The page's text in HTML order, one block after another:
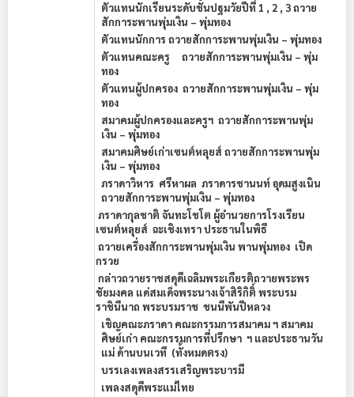
ตัวแทนนักเรียนระดับชั้นปฐมวัยปีที่ 1 , 2 , 3 ถวาย
สักการะพานพุ่มเงิน – พุ่มทอง
ตัวแทนนักการ ถวายสักการะพานพุ่มเงิน – พุ่มทอง
ตัวแทนคณะครู ถวายสักการะพานพุ่มเงิน – พุ่ม
ทอง
ตัวแทนผู้ปกครอง ถวายสักการะพานพุ่มเงิน – พุ่ม
ทอง
สมาคมผู้ปกครองและครูฯ ถวายสักการะพานพุ่ม
เงิน – พุ่มทอง
สมาคมศิษย์เก่าเซนต์หลุยส์ ถวายสักการะพานพุ่ม
เงิน – พุ่มทอง
ภราดาวิหาร ศรีหาผล ภราดารชานนท์ อุดมสูงเนิน
ถวายสักการะพานพุ่มเงิน – พุ่มทอง
ภราดากุลชาติ จันทะโชโต ผู้อำนวยการโรงเรียน
เซนต์หลุยส์ ฉะเชิงเทรา ประธานในพิธี
ถวายเครื่องสักการะพานพุ่มเงิน พานพุ่มทอง เปิด
กรวย
กล่าวถวายราชสดุดีเฉลิมพระเกียรติถวายพระพร
ชัยมงคล แด่สมเด็จพระนางเจ้าสิริกิติ์ พระบรม
ราชินีนาถ พระบรมราช ชนนีพันปีหลวง
เชิญคณะภราดา คณะกรรมการสมาคม ฯ สมาคม
ศิษย์เก่า คณะกรรมการที่ปรึกษา ฯ และประธานวัน
แม่ ด้านบนเวที (ทั้งหมดตรง)
บรรเลงเพลงสรรเสริญพระบารมี
เพลงสดุดีพระแม่ไทย